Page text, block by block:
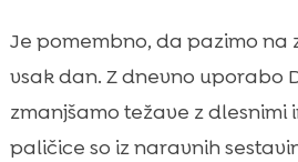
Je pomembno, da pazimo na
vsak dan. Z dnevno uporabo
zmanjšamo težave z dlesnimi
paličice so iz naravnih